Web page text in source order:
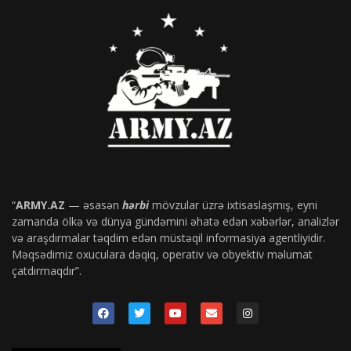
“ARMY.AZ — əsasən hərbimövzular üzrə ixtisaslaşmış, eyni
zamanda ölkə və dünya gündəmini əhatə edən xəbərlər, analizlər
və araşdırmalar təqdim edən müstəqil informasiya agentliyidir.
Məqsədimiz oxuculara dəqiq, operativ və obyektiv məlumat
çatdırmaqdır”.